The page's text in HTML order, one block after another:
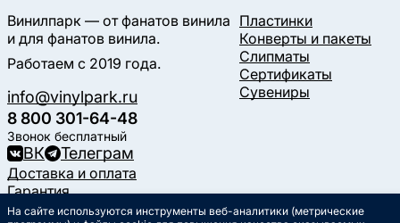
Винилпарк — от фанатов винила
и для фанатов винила.
Работаем с 2019 года.
info@vinylpark.ru
8 800 301-64-48
Звонок бесплатный
ВК Телеграм
Пластинки
Конверты и пакеты
Слипматы
Сертификаты
Сувениры
Доставка и оплата
Гарантия
Контакты
На сайте используются инструменты веб-аналитики (метрические